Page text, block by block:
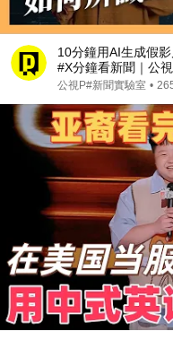
10分鐘用AI生成假
#X分鐘看新聞｜公
公視P#新聞實驗室 •